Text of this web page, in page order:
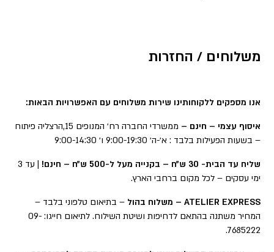
משלוחים / החזרות
אנו מספקים ללקוחותינו שירות משלוחים עם האפשרויות הבאות:
איסוף עצמי – חינם –
ממשרדי החברה רח׳ המנופים 15,הרצליה פיתוח
– בשעות הפעילות בלבד : א׳-ה׳ 9:00-19:30 ו׳ 9:00-14:30
שליח עד הבית- 30 ש״ח – בקנייה מעל ל-500 ש״ח – חינם!
| עד 3
ימי עסקים – לכל מקום ברחבי הארץ.
ATELIER EXPRESS – משלוח בהול
– בתיאום טלפוני בלבד –
המחיר משתנה בהתאם לדחיפות ושיטת השילוח. לתיאום חייגו: 09-
7685222.